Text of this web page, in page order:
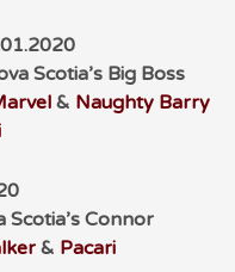
Scotia’s Big Boss
& Naughty Barry
Scotia’s Connor
& Pacari